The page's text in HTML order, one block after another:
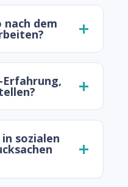
nach dem
Erfahrung,
sozialen